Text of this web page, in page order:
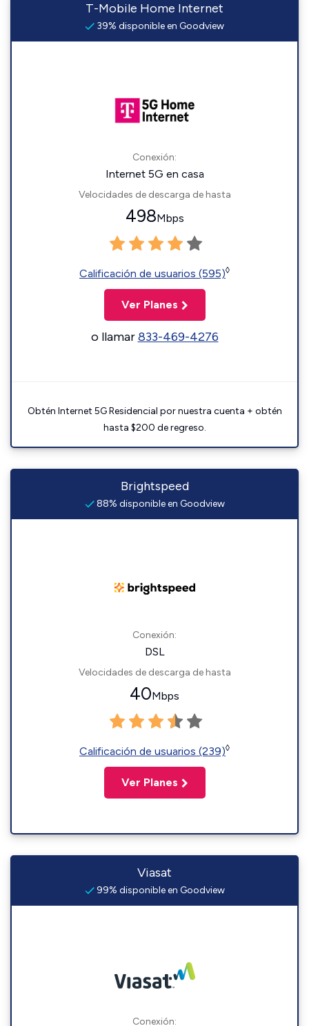
T-Mobile Home Internet
39% disponible en Goodview
Conexión:
Internet 5G en casa
Velocidades de descarga de hasta
498Mbps
Calificación de usuarios (595)◊
Ver Planes
o llamar833-469-4276
Obtén Internet 5G Residencial por nuestra cuenta + obtén
hasta $200 de regreso.
Brightspeed
88% disponible en Goodview
Conexión:
DSL
Velocidades de descarga de hasta
40Mbps
Calificación de usuarios (239)◊
Ver Planes
Viasat
99% disponible en Goodview
Conexión: